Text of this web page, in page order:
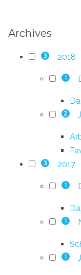
Archives
3 2018
1
2
3 2017
1
1
1